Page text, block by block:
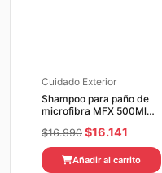
Cuidado Exterior
Shampoo para paño de
microfibra MFX 500Ml
$16.990 El
precio
original
$16.141
precio
actual
Añadir al carrito